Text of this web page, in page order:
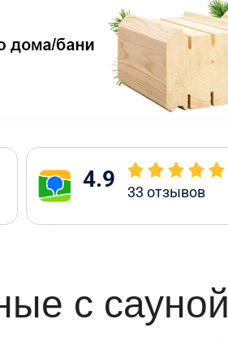
4.9 33 отзывов
с сауной